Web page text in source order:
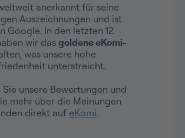
anerkannt für seine
Auszeichnungen und ist
Google. In den letzten 12
wir das goldene eKomi-
was unsere hohe
unterstreicht.
Sie unsere Bewertungen und
mehr über die Meinungen
direkt auf eKomi.